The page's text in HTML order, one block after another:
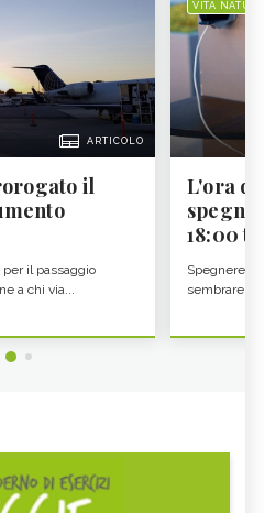
ARTICOLO
il
il passaggio
a chi via...
VITA
L'ora
18:00 ti
Spegnere lo
sembrare